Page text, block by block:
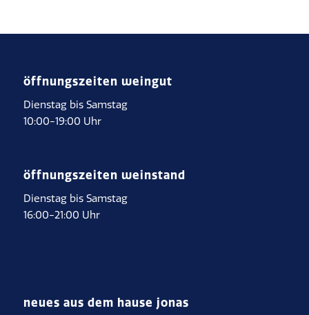
öffnungszeiten weingut
Dienstag bis Samstag
10:00-19:00 Uhr
öffnungszeiten weinstand
Dienstag bis Samstag
16:00-21:00 Uhr
neues aus dem hause jonas